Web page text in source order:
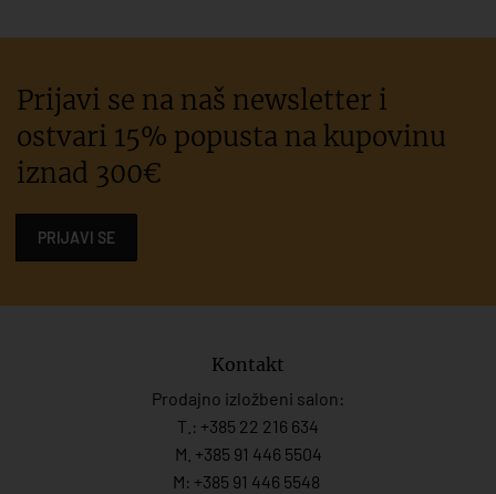
Prijavi se na naš newsletter i
ostvari 15% popusta na kupovinu
iznad 300€
PRIJAVI SE
Kontakt
Prodajno izložbeni salon:
T.: +385 22 216 634
M. +385 91 446 5504
M: +385 91 446 5548